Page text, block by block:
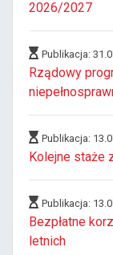
2026/2027
Publikacja:
Rządowy
Publikacja:
Kolejne staże
Publikacja:
Bezpłatne
letnich